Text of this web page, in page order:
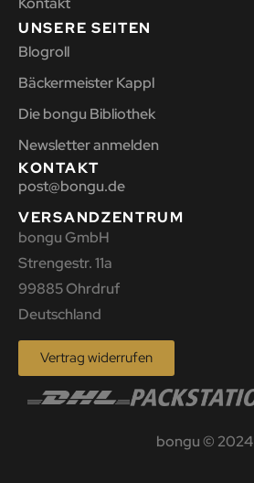
UNSERE SEITEN
Blogroll
Bäckermeister Kappl
Die bongu Bibliothek
Newsletter anmelden
KONTAKT
post@bongu.de
VERSANDZENTRUM
bongu GmbH
Strengestr. 11a
99885 Ohrdruf
Deutschland
Vertrag widerrufen
bongu © 2024